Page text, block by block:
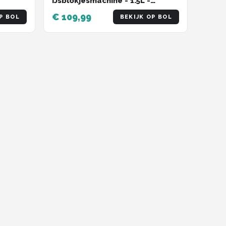
BOL
IJsblokjesmaker – 12kg/24 uur -
Draagbaar -
Zelfreinigingsfunctie - Zwart
€ 109,99 BEKIJK OP BOL